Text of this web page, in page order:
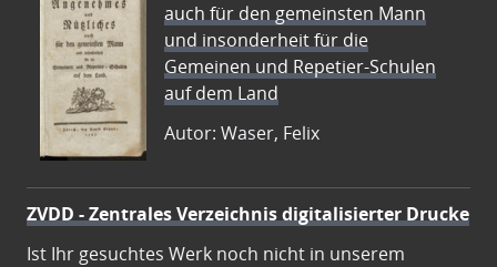
auch für den gemeinsten Mann
und insonderheit für die
Gemeinen und Repetier-Schulen
auf dem Land
Autor: Waser, Felix
ZVDD - Zentrales Verzeichnis digitalisierter Drucke
Ist Ihr gesuchtes Werk noch nicht in unserem